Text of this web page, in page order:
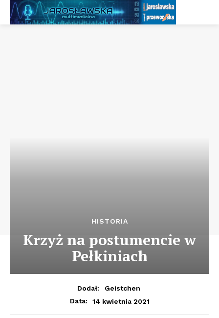
HISTORIA
Krzyż na postumencie w
Pełkiniach
Dodał:
Geistchen
Data:
14 kwietnia 2021